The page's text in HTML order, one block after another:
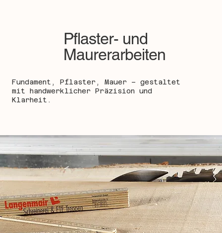
Pflaster- und
Maurerarbeiten
Fundament, Pflaster, Mauer – gestaltet
mit handwerklicher Präzision und
Klarheit.